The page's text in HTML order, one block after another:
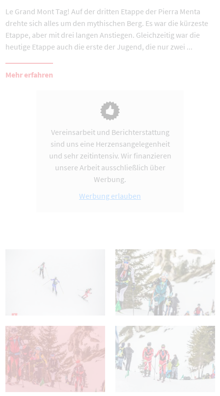
Le Grand Mont Tag! Auf der dritten Etappe der Pierra Menta
drehte sich alles um den mythischen Berg. Es war die kürzeste
Etappe, aber mit drei langen Anstiegen. Gleichzeitig war die
heutige Etappe auch die erste der Jugend, die nur zwei ...
Mehr erfahren
Vereinsarbeit und Berichterstattung
sind uns eine Herzensangelegenheit
und sehr zeitintensiv. Wir finanzieren
unsere Arbeit ausschließlich über
Werbung.
Werbung erlauben